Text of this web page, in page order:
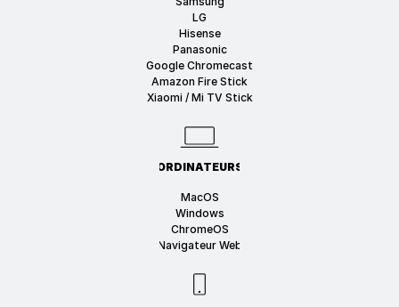
LG
Hisense
Panasonic
Google Chromecast
Amazon Fire Stick
Xiaomi / Mi TV Stick
ORDINATEURS
MacOS
Windows
ChromeOS
Navigateur Web